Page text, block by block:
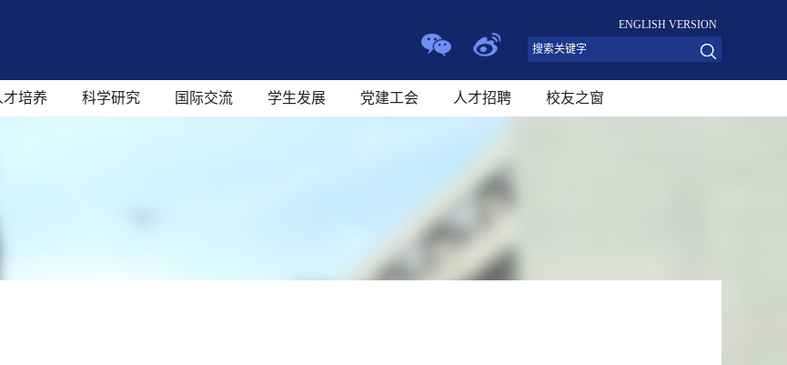
ENGLISH VERSION
才培养 科学研究 国际交流 学生发展 党建工会 人才招聘 校友之窗